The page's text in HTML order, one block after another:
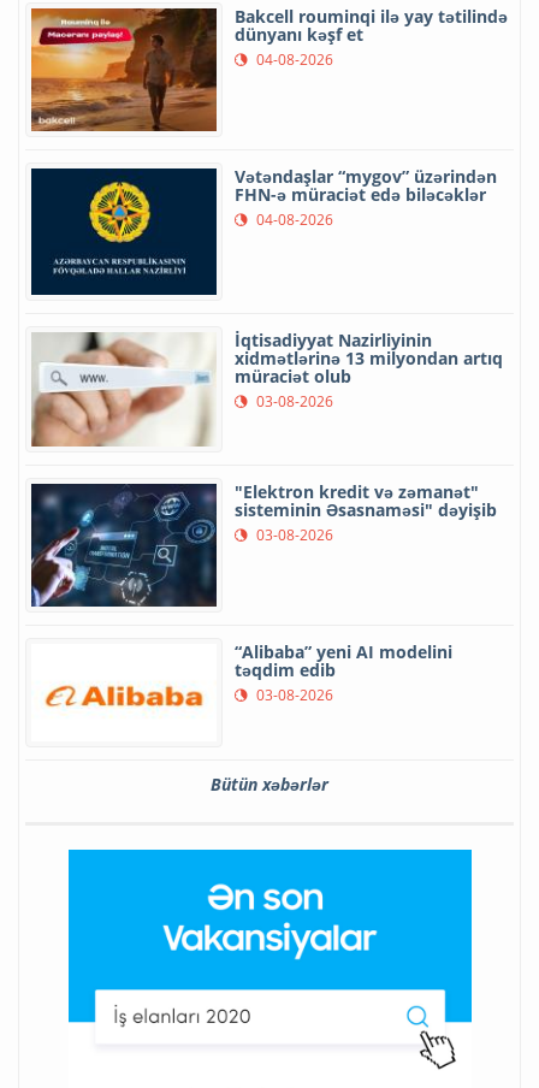
Bakcell rouminqi ilə yay tətilində
dünyanı kəşf et
04-08-2026
Vətəndaşlar “mygov” üzərindən
FHN-ə müraciət edə biləcəklər
04-08-2026
İqtisadiyyat Nazirliyinin
xidmətlərinə 13 milyondan artıq
müraciət olub
03-08-2026
"Elektron kredit və zəmanət"
sisteminin Əsasnaməsi" dəyişib
03-08-2026
“Alibaba” yeni AI modelini
təqdim edib
03-08-2026
Bütün xəbərlər